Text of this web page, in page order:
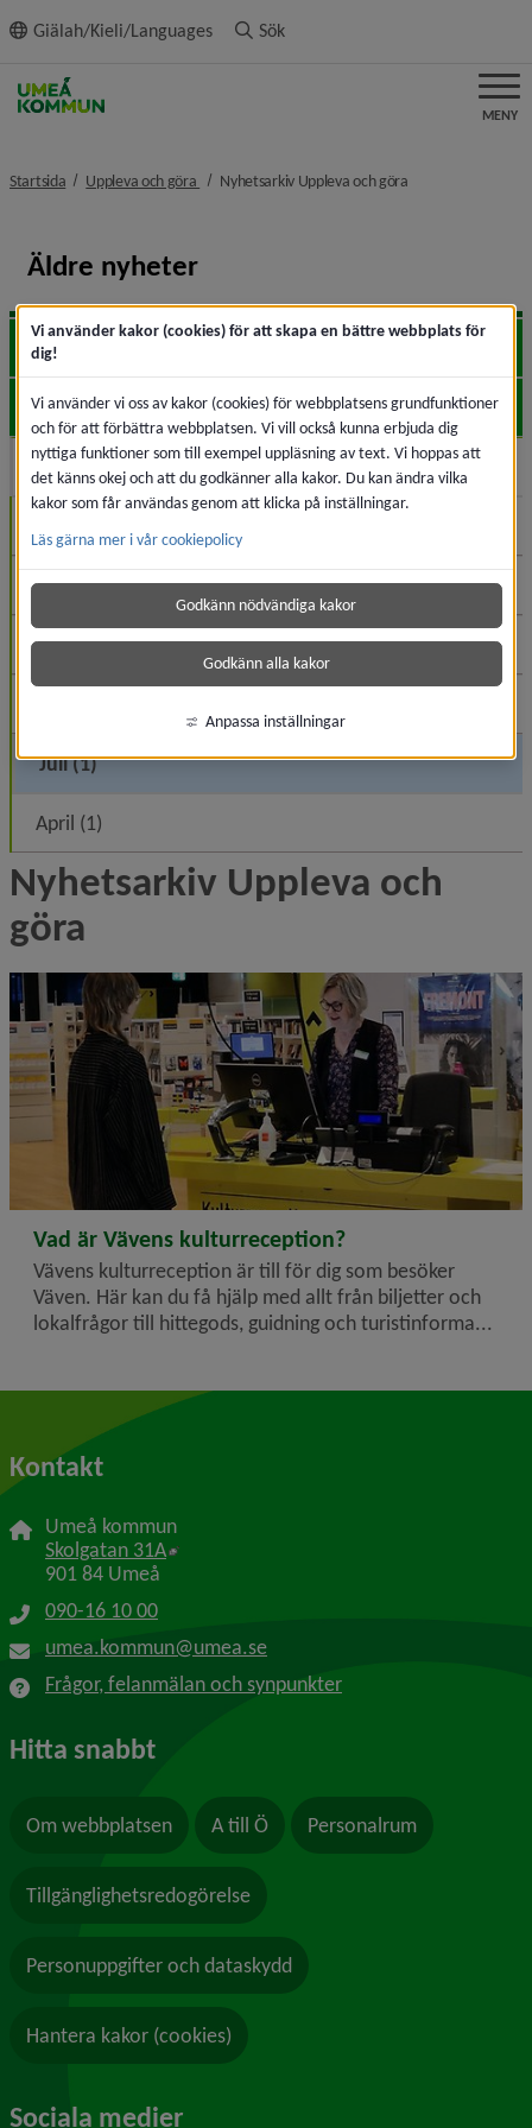
innehållet
Giälah/Kieli/Languages Sök
MENY
Startsida Uppleva och göra nivå i brödsmulenavigeringen
Nyhetsarkiv Uppleva och göranivå i
Äldre nyheter
2026
2025
2024
November (3)
Oktober (1)
Juli (1)
April (1)
Nyhetsarkiv Uppleva och
göra
2024-07-30
Vad är Vävens kulturreception?
Vävens kulturreception är till för dig som besöker
Väven. Här kan du få hjälp med allt från biljetter och
lokalfrågor till hittegods, guidning och turistinforma...
Kontakt
Umeå kommun
Skolgatan 31A Länk till annan webbplats, öppnas i nytt
901 84 Umeå
090-16 10 00
umea.kommun@umea.se
Frågor, felanmälan och synpunkter
Hitta snabbt
Om webbplatsen A till Ö Personalrum
Tillgänglighetsredogörelse
Personuppgifter och dataskydd
Hantera kakor (cookies)
Sociala medier
Vi använder kakor (cookies) för att skapa en bättre webbplats för
dig!
Vi använder vi oss av kakor (cookies) för webbplatsens grundfunktioner
och för att förbättra webbplatsen. Vi vill också kunna erbjuda dig
nyttiga funktioner som till exempel uppläsning av text. Vi hoppas att
det känns okej och att du godkänner alla kakor. Du kan ändra vilka
kakor som får användas genom att klicka på inställningar.
Läs gärna mer i vår cookiepolicy
Godkänn nödvändiga kakor
Godkänn alla kakor
Anpassa inställningar